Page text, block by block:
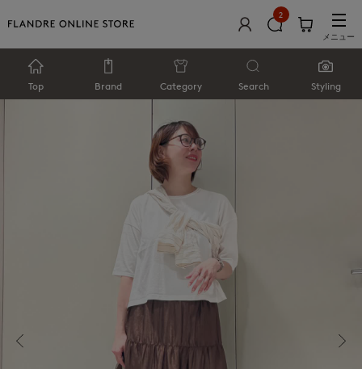
2
メニュー
Top Brand Category Search Styling